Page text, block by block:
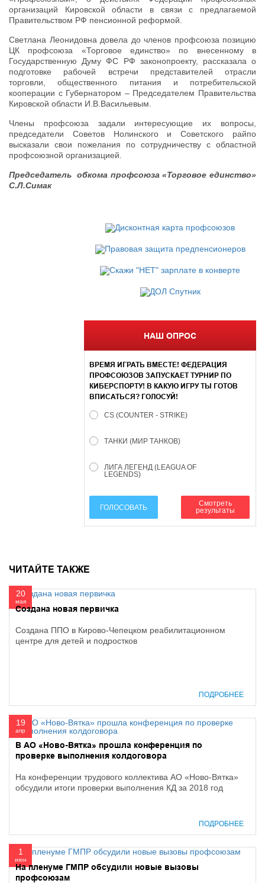
организаций Кировской области в связи с предлагаемой
Правительством РФ пенсионной реформой.
Светлана Леонидовна довела до членов профсоюза позицию
ЦК профсоюза «Торговое единство» по внесенному в
Государственную Думу ФС РФ законопроекту, рассказала о
подготовке рабочей встречи представителей отрасли
торговли, общественного питания и потребительской
кооперации с Губернатором – Председателем Правительства
Кировской области И.В.Васильевым.
Члены профсоюза задали интересующие их вопросы,
председатели Советов Нолинского и Советского райпо
высказали свои пожелания по сотрудничеству с областной
профсоюзной организацией.
Председатель обкома профсоюза «Торговое единство»
С.Л.Симак
НАШ ОПРОС
ВРЕМЯ ИГРАТЬ ВМЕСТЕ! ФЕДЕРАЦИЯ
ПРОФСОЮЗОВ ЗАПУСКАЕТ ТУРНИР ПО
КИБЕРСПОРТУ! В КАКУЮ ИГРУ ТЫ ГОТОВ
ВПИСАТЬСЯ? ГОЛОСУЙ!
CS (COUNTER - STRIKE)
ТАНКИ (МИР ТАНКОВ)
ЛИГА ЛЕГЕНД (LEAGUA OF
LEGENDS)
ГОЛОСОВАТЬ
Смотреть
результаты
ЧИТАЙТЕ ТАКЖЕ
20
мая
Создана новая первичка
Создана ППО в Кирово-Чепецком реабилитационном
центре для детей и подростков
ПОДРОБНЕЕ
19
апр
В АО «Ново-Вятка» прошла конференция по
проверке выполнения колдоговора
На конференции трудового коллектива АО «Ново-Вятка»
обсудили итоги проверки выполнения КД за 2018 год
ПОДРОБНЕЕ
1
июн
На пленуме ГМПР обсудили новые вызовы
профсоюзам